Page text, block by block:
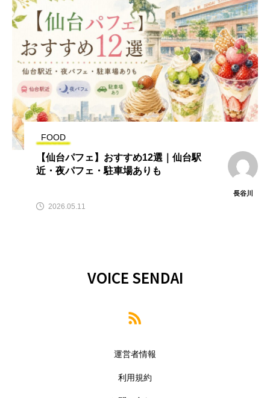
FOOD
【仙台パフェ】おすすめ12選｜仙台駅
近・夜パフェ・駐車場ありも
長谷川
2026.05.11
VOICE SENDAI
運営者情報
利用規約